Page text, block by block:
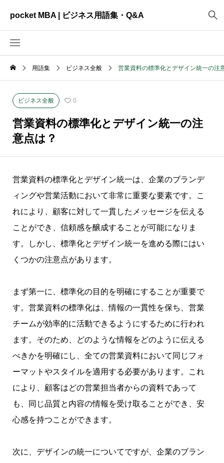
pocket MBA | ビジネス用語集・Q&A
ビジネス全般 2465
資料作成
創業計画
コンサルティング
用語集 ビジネス全般 営業資料の標準化とデザイン統一の注
ビジネス全般 0
営業資料の標準化とデザイン統一の注
意点は？
営業資料の標準化とデザイン統一は、企業のブランデ
ィングや営業活動において非常に重要な要素です。こ
れにより、顧客に対して一貫したメッセージを伝える
ことができ、信頼感を醸成することが可能になりま
す。しかし、標準化とデザイン統一を進める際にはい
くつかの注意点があります。
まず第一に、標準化の目的を明確にすることが重要で
す。営業資料の標準化は、情報の一貫性を保ち、営業
チームが効率的に活動できるようにするために行われ
ます。そのため、どのような情報をどのように伝える
べきかを明確にし、全ての営業資料において同じフォ
ーマットやスタイルを適用する必要があります。これ
により、顧客はどの営業担当者からの資料であって
も、同じ品質と内容の情報を受け取ることができ、安
心感を持つことができます。
次に、デザインの統一についてですが、企業のブラン